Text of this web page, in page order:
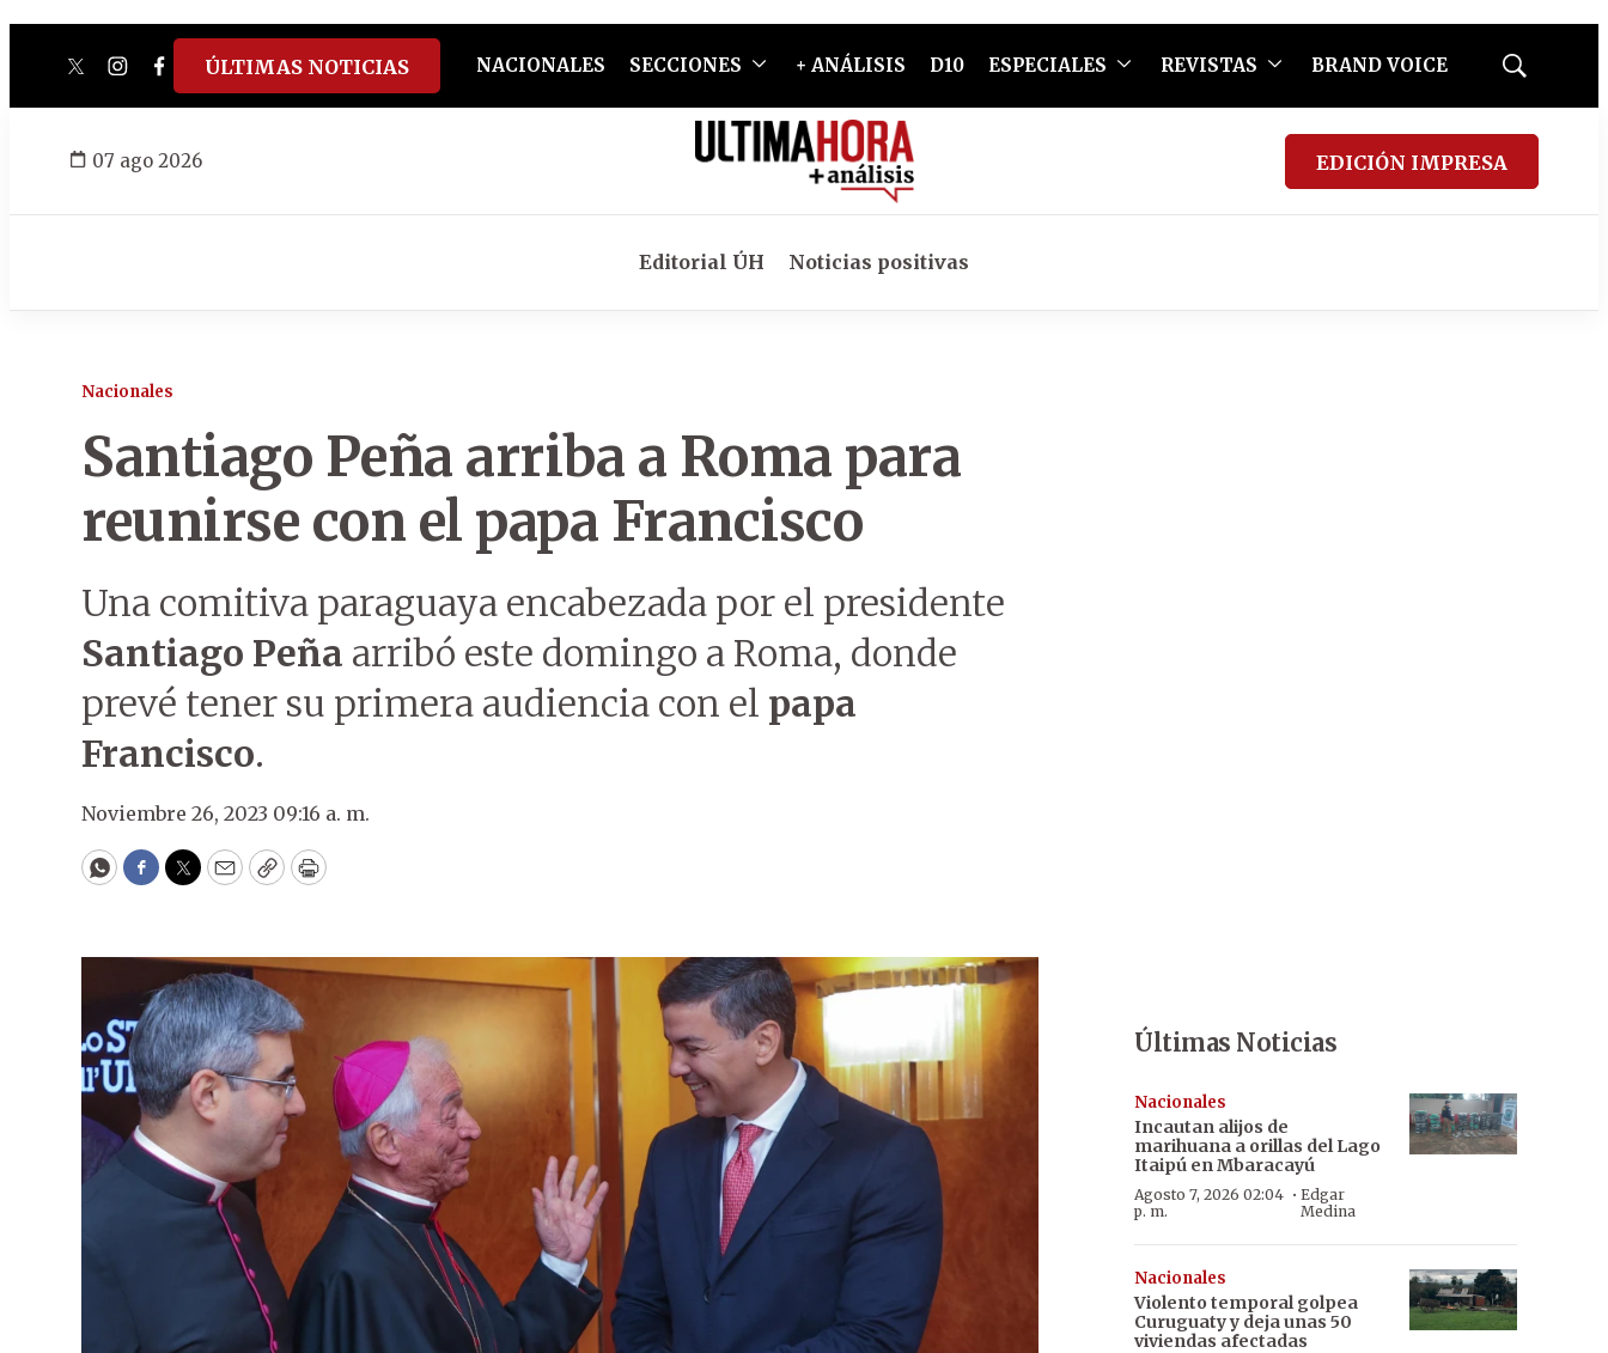
twitterinstagram
facebook
tiktokyoutube
spotify
ÚLTIMAS NOTICIAS NACIONALES SECCIONES + ANÁLISIS D10 ESPECIALES REVISTAS BRAND VOICE
Mostrar
07 ago 2026 EDICIÓN IMPRESA
Editorial ÚH Noticias positivas
Nacionales
Santiago Peña arriba a Roma para
reunirse con el papa Francisco
Una comitiva paraguaya encabezada por el presidente
Santiago Peña arribó este domingo a Roma, donde
prevé tener su primera audiencia con el papa
Francisco.
Noviembre 26, 2023 09:16 a. m.
WhatsApp
Facebook
Twitter
EmailCopyPrint
Últimas Noticias
Nacionales
Incautan alijos de
marihuana a orillas del Lago
Itaipú en Mbaracayú
Agosto 7, 2026 02:04
p. m.
· Edgar
Medina
Nacionales
Violento temporal golpea
Curuguaty y deja unas 50
viviendas afectadas